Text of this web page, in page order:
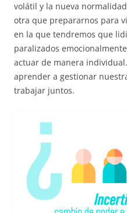
volátil y la nueva
otra que prepararnos para
en la que tendremos que
paralizados
actuar de manera
aprender a gestionar
trabajar juntos.